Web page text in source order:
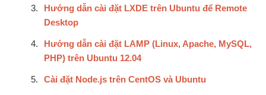
Hướng dẫn cài đặt LXDE trên Ubuntu để Remote
Desktop
Hướng dẫn cài đặt LAMP (Linux, Apache, MySQL,
PHP) trên Ubuntu 12.04
Cài đặt Node.js trên CentOS và Ubuntu